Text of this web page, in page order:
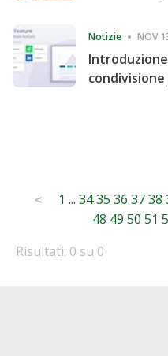
Notizie NOV
Posts
pagination
< 1 ... 3435 36 3738
48 49 50 51
Risultati: 0 su 0